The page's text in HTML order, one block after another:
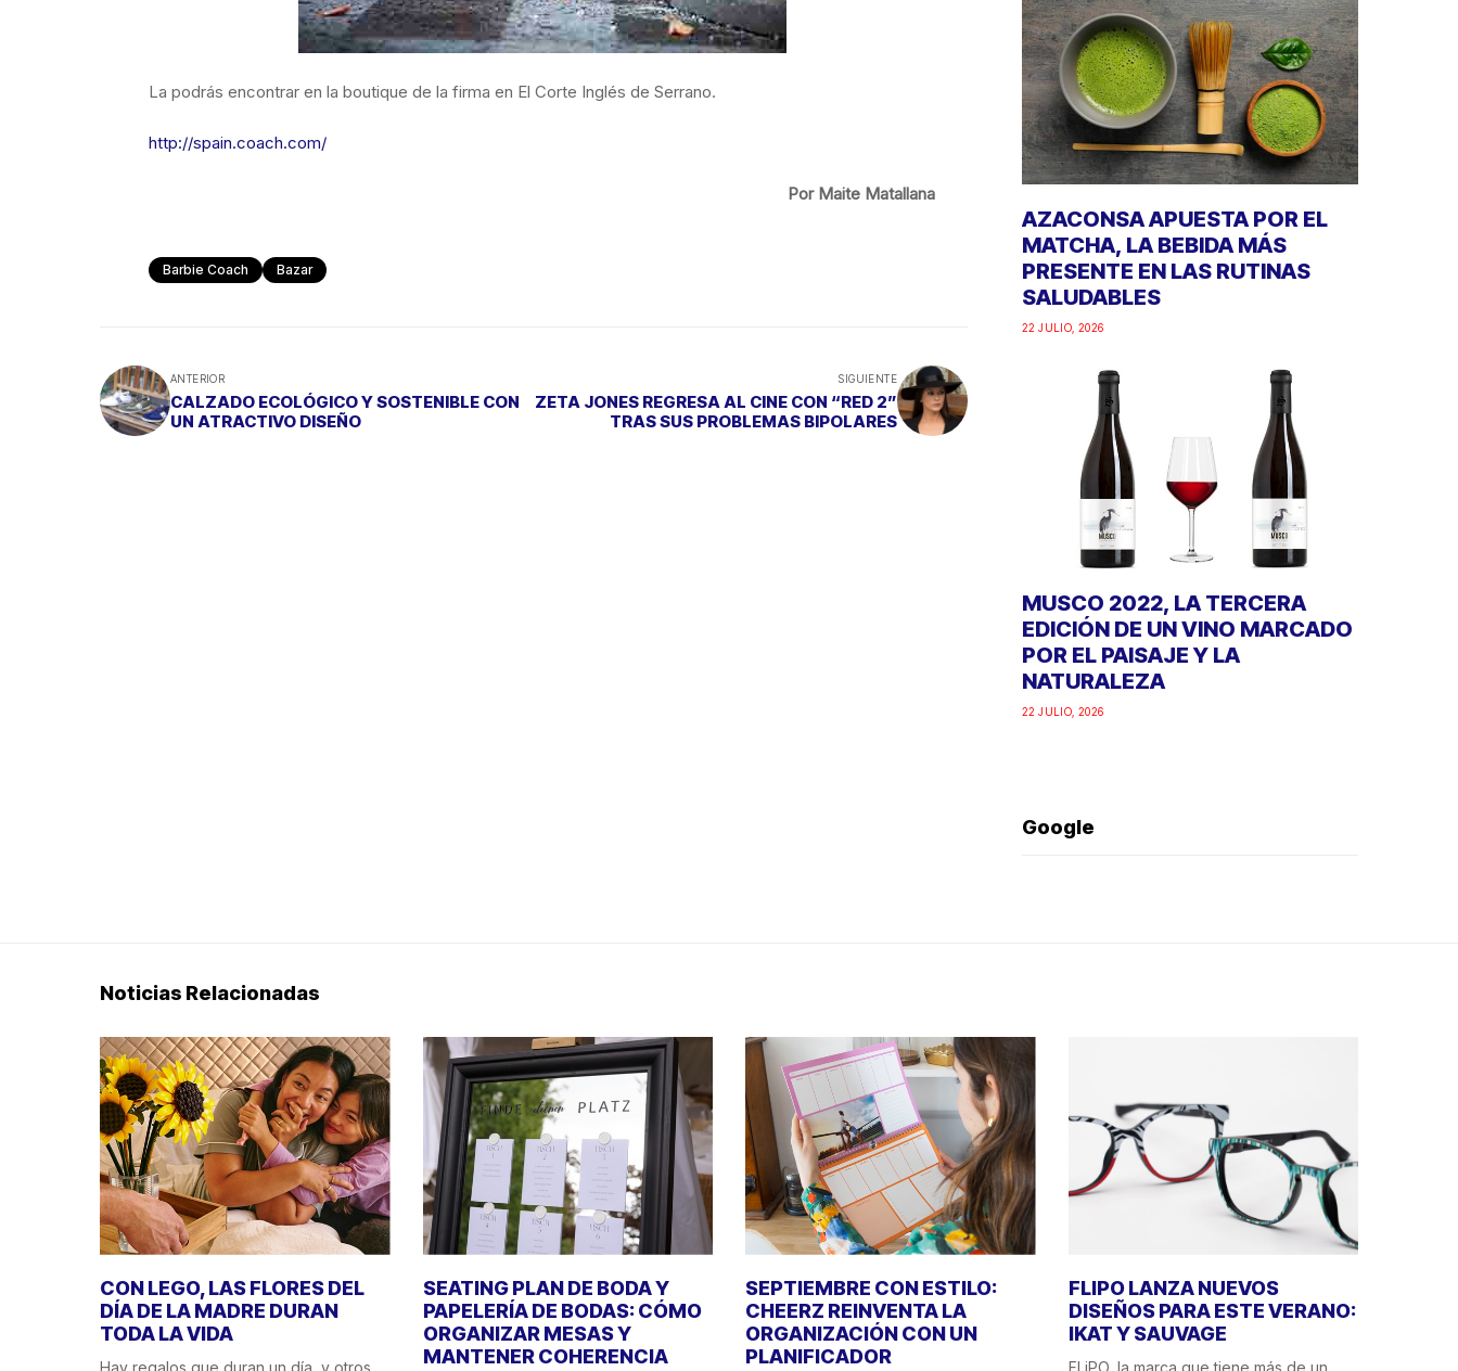
La podrás encontrar en la boutique de la firma en El Corte Inglés de Serrano.
http://spain.coach.com/
Por Maite Matallana
Barbie Coach Bazar
ANTERIOR
CALZADO ECOLÓGICO Y SOSTENIBLE CON
UN ATRACTIVO DISEÑO
SIGUIENTE
ZETA JONES REGRESA AL CINE CON “RED 2”
TRAS SUS PROBLEMAS BIPOLARES
AZACONSA APUESTA POR EL
MATCHA, LA BEBIDA MÁS
PRESENTE EN LAS RUTINAS
SALUDABLES
22 JULIO, 2026
MUSCO 2022, LA TERCERA
EDICIÓN DE UN VINO MARCADO
POR EL PAISAJE Y LA
NATURALEZA
22 JULIO, 2026
Google
Noticias Relacionadas
CON LEGO, LAS FLORES DEL
DÍA DE LA MADRE DURAN
TODA LA VIDA
Hay regalos que duran un día, y otros
SEATING PLAN DE BODA Y
PAPELERÍA DE BODAS: CÓMO
ORGANIZAR MESAS Y
MANTENER COHERENCIA
SEPTIEMBRE CON ESTILO:
CHEERZ REINVENTA LA
ORGANIZACIÓN CON UN
PLANIFICADOR
FLIPO LANZA NUEVOS
DISEÑOS PARA ESTE VERANO:
IKAT Y SAUVAGE
FLiPO, la marca que tiene más de un